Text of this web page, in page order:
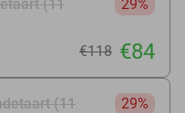
(11
29%
€118 €84
(11
29%